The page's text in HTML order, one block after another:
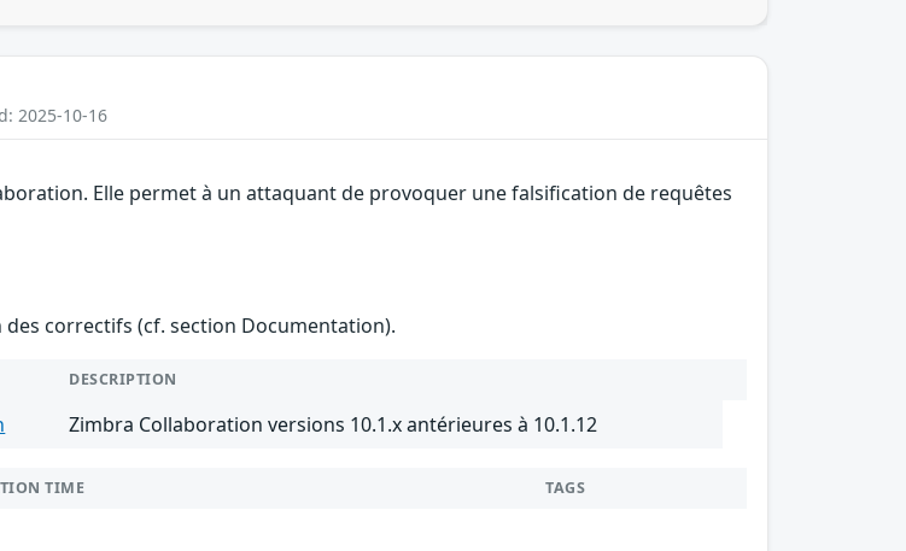
2025-10-16
Elle permet à un attaquant de provoquer une falsification de requêtes
correctifs (cf. section Documentation).
DESCRIPTION
Zimbra Collaboration versions 10.1.x antérieures à 10.1.12
TIME TAGS